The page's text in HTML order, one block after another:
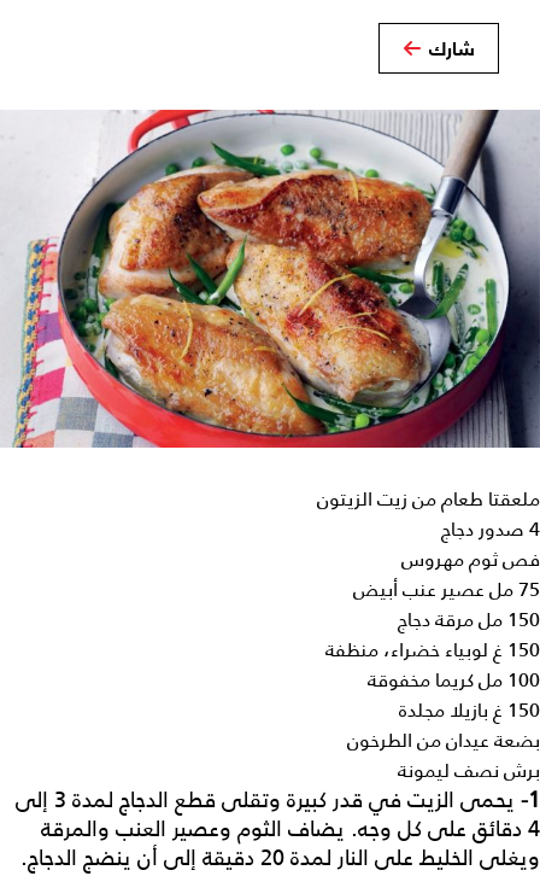
شارك
ملعقتا طعام من زيت الزيتون
4 صدور دجاج
فص ثوم مهروس
75 مل عصير عنب أبيض
150 مل مرقة دجاج
150 غ لوبياء خضراء، منظفة
100 مل كريما مخفوقة
150 غ بازيلا مجلدة
بضعة عيدان من الطرخون
برش نصف ليمونة
1-
يحمى الزيت في قدر كبيرة وتقلى قطع الدجاج لمدة 3 إلى
4 دقائق على كل وجه. يضاف الثوم وعصير العنب والمرقة
ويغلى الخليط على النار لمدة 20 دقيقة إلى أن ينضج الدجاج.